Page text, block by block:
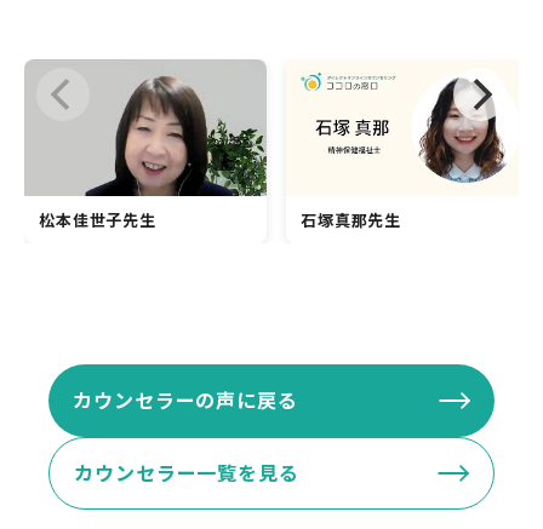
松本佳世子先生 石塚真那先生
カウンセラーの声に戻る
カウンセラー一覧を見る